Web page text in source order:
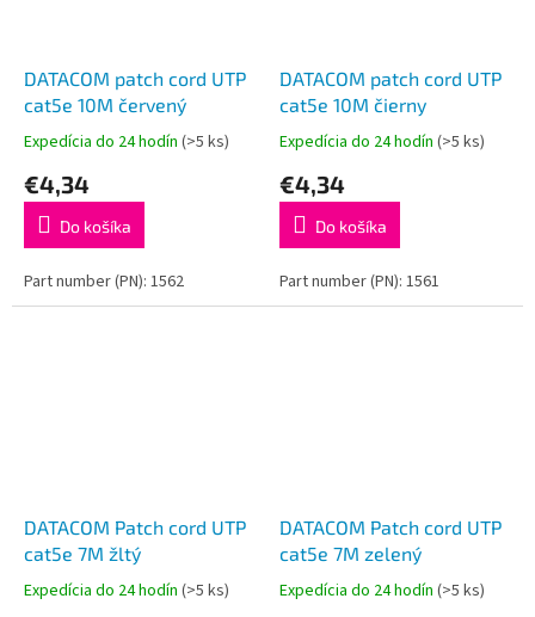
DATACOM patch cord UTP
cat5e 10M červený
Expedícia do 24 hodín (>5 ks)
€4,34
Do košíka
Part number (PN): 1562
DATACOM patch cord UTP
cat5e 10M čierny
Expedícia do 24 hodín (>5 ks)
€4,34
Do košíka
Part number (PN): 1561
DATACOM Patch cord UTP
cat5e 7M žltý
Expedícia do 24 hodín (>5 ks)
DATACOM Patch cord UTP
cat5e 7M zelený
Expedícia do 24 hodín (>5 ks)